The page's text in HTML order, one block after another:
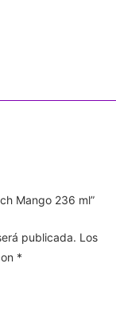
Mango 236 ml”
publicada. Los
*